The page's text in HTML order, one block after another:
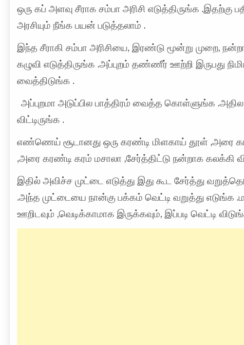
ஒரு கப் அளவு சீராக சம்பா அரிசி எடுத்திருங்க .இதற்கு
அரசியும் நீங்க பயன் படுத்தலாம் .
இந்த சீராகி சம்பா அரிசியை, இரண்டு மூன்று முறை,
கழுவி எடுத்திருங்க .அப்புறம் தண்ணீர் ஊற்றி இருபது
வைத்திடுங்க .
அப்புறமா அடுப்பில பாத்திரம் வைத்த கொள்ளுங்க
விட்டிருங்க .
எண்ணெய் சூடானது ஒரு கரண்டி மிளகாய் தூள் ,அரை
,அரை கரண்டி கரம் மசாலா ,சேர்த்திட்டு நன்றாக கலக்கி
இதில் அவிச்ச முட்டை எடுத்து இது கூட சேர்த்து
.அந்த முட்டையை நான்கு பக்கம் வெட்டி வறுத்து எடுங்க
ஊறிடவும் ,வெடிக்காமாக இருக்கவும், இப்படி வெட்டி